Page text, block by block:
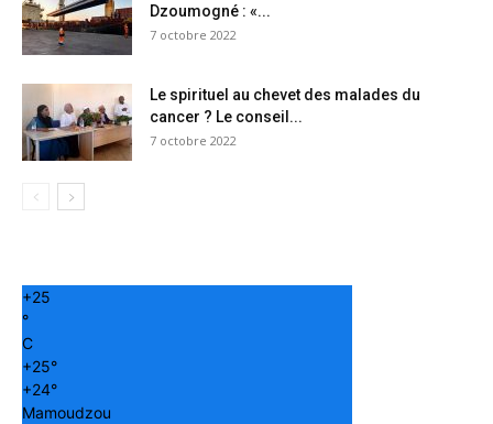
Dzoumogné : «...
7 octobre 2022
Le spirituel au chevet des malades du
cancer ? Le conseil...
7 octobre 2022
+25
°
C
+25°
+24°
Mamoudzou